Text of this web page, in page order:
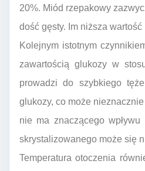
20%. Miód rzepakowy
dość gęsty. Im niższa
Kolejnym istotnym
zawartością glukozy w
prowadzi do szybkiego
glukozy, co może
nie ma znaczącego
skrystalizowanego może się
Temperatura otoczenia